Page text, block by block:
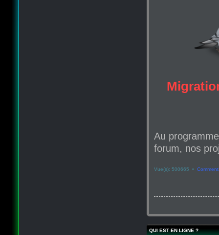
Au
forum, nos
Vue(s): 500665 •
QUI EST EN LIGNE ?